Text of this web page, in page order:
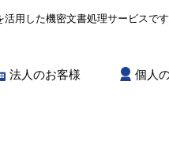
用した機密文書処理サービスです
法人のお客様 個人